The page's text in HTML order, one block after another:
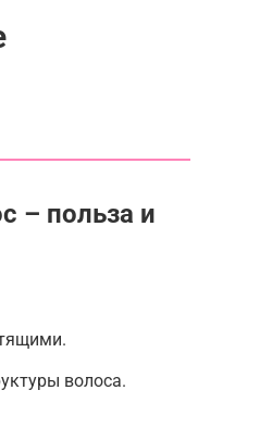
– польза и
волоса.